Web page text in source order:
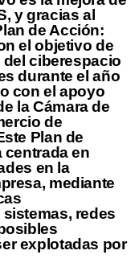
y gracias al
de Acción:
el objetivo de
ciberespacio
durante el año
con el apoyo
la Cámara de
de
Plan de
en
en la
mediante
redes
explotadas por